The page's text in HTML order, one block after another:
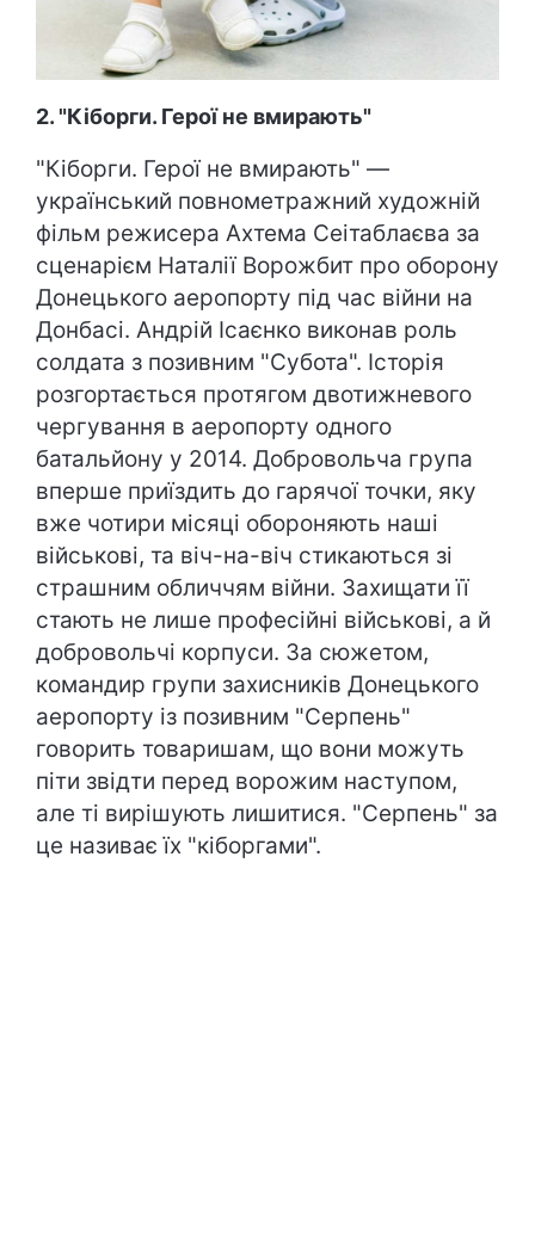
2. "Кіборги. Герої не вмирають"
"Кіборги. Герої не вмирають" —
український повнометражний художній
фільм режисера Ахтема Сеітаблаєва за
сценарієм Наталії Ворожбит про оборону
Донецького аеропорту під час війни на
Донбасі. Андрій Ісаєнко виконав роль
солдата з позивним "Субота". Історія
розгортається протягом двотижневого
чергування в аеропорту одного
батальйону у 2014. Добровольча група
вперше приїздить до гарячої точки, яку
вже чотири місяці обороняють наші
військові, та віч-на-віч стикаються зі
страшним обличчям війни. Захищати її
стають не лише професійні військові, а й
добровольчі корпуси. За сюжетом,
командир групи захисників Донецького
аеропорту із позивним "Серпень"
говорить товаришам, що вони можуть
піти звідти перед ворожим наступом,
але ті вирішують лишитися. "Серпень" за
це називає їх "кіборгами".